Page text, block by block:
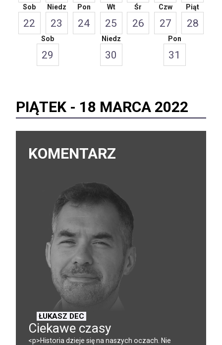
Sob
22
Niedz
23
Pon
24
Wt
25
Śr
26
Czw
27
Piąt
28
Sob
29
Niedz
30
Pon
31
PIĄTEK - 18 MARCA 2022
KOMENTARZ
ŁUKASZ DEC
Ciekawe czasy
<p>Historia dzieje się na naszych oczach. Nie